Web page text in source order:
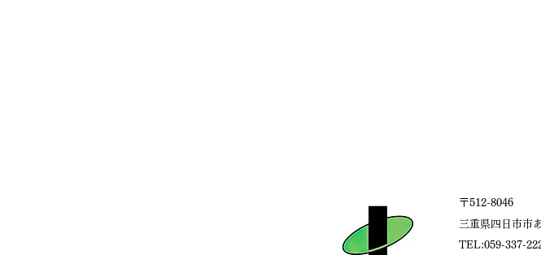
〒512-8046
三重県四日市市
TEL:059-337-